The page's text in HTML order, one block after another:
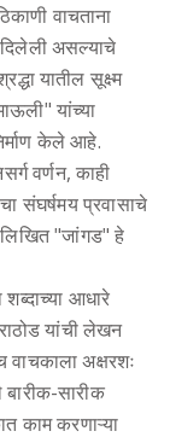
वाचताना
दिलेली असल्याचे
यातील सूक्ष्म
यांच्या
केले आहे.
वर्णन, काही
संघर्षमय प्रवासाचे
"जांगड" हे
आधारे
यांची लेखन
अक्षरशः
सारीक
काम करणाऱ्या